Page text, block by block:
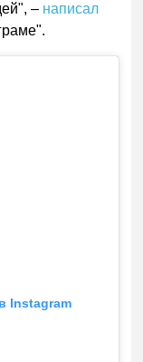
– написал
Instagram